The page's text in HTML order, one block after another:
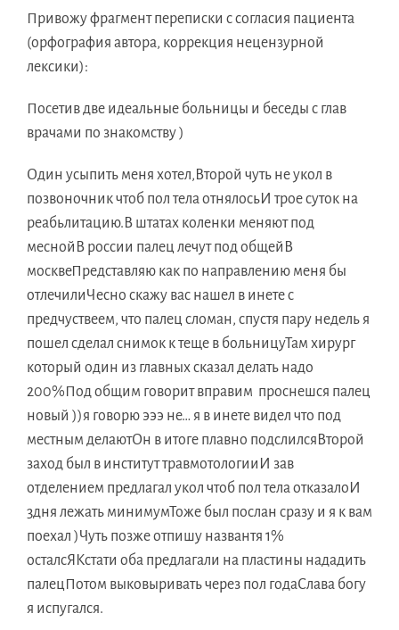
Привожу фрагмент переписки с согласия пациента
(орфография автора, коррекция нецензурной
лексики):
Посетив две идеальные больницы и беседы с глав
врачами по знакомству )
Один усыпить меня хотел,Второй чуть не укол в
позвоночник чтоб пол тела отнялосьИ трое суток на
реабьлитацию.В штатах коленки меняют под
меснойВ россии палец лечут под общейВ
москвеПредставляю как по направлению меня бы
отлечилиЧесно скажу вас нашел в инете с
предчуствеем, что палец сломан, спустя пару недель я
пошел сделал снимок к теще в больницуТам хирург
который один из главных сказал делать надо
200%Под общим говорит вправим проснешся палец
новый ))я говорю эээ не… я в инете видел что под
местным делаютОн в итоге плавно подслилсяВторой
заход был в институт травмотологииИ зав
отделением предлагал укол чтоб пол тела отказалоИ
3дня лежать минимумТоже был послан сразу и я к вам
поехал )Чуть позже отпишу названтя 1%
осталсЯКстати оба предлагали на пластины нададить
палецПотом выковыривать через пол годаСлава богу
я испугался.